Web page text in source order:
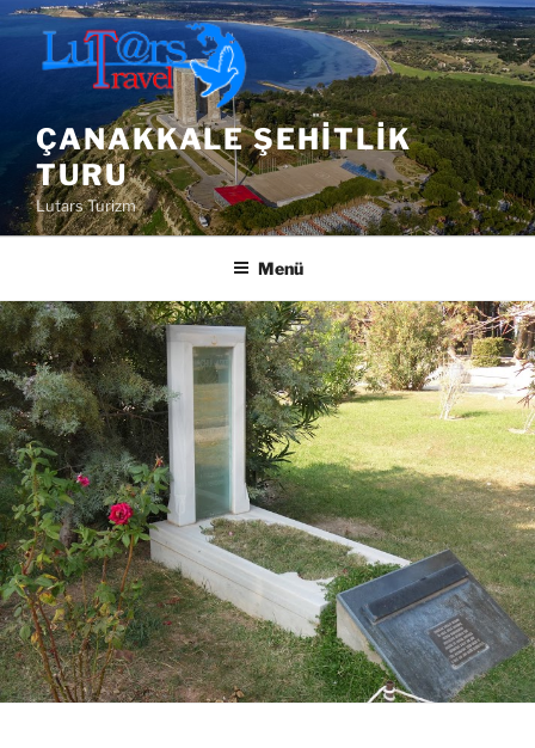
İçeriğe
geç
ÇANAKKALE ŞEHITLIK
TURU
Lutars Turizm
Menü